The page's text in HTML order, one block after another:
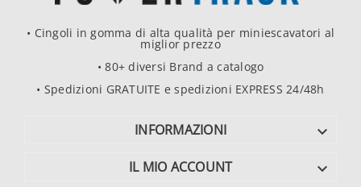
• Cingoli in gomma di alta qualità per miniescavatori al
miglior prezzo
• 80+ diversi Brand a catalogo
• Spedizioni GRATUITE e spedizioni EXPRESS 24/48h
INFORMAZIONI 
IL MIO ACCOUNT 